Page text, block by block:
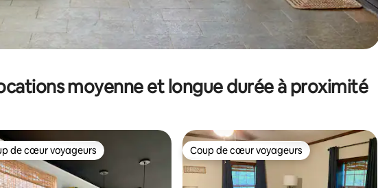
moyenne et longue durée à proximité
de cœur voyageurs
de cœur voyageurs Coup de cœur voyageurs
Coup de cœur voyageurs